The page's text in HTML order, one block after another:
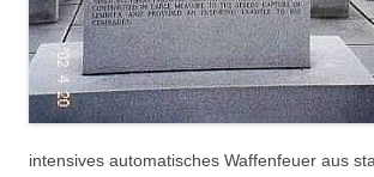
intensives automatisches Waffenfeuer aus